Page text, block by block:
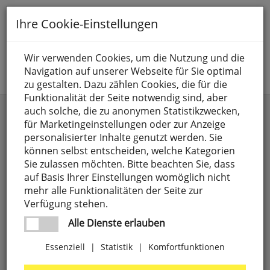
Toggle
Suche nach
Jetzt anmelden
Klimaneutraler Shop
Das besondere Gütesiegel für umweltbewusste
Versandhändler
Unser Shop ist ein Produkt der WEBSALE AG und
hat nun das anspruchsvolle Zertifikat für
besondere Umweltfreundlichkeit. Die Shoplösung
wird, begonnen bei der Softwareentwicklung, über
den Support bis hin zum Vertrieb, selbst unter
Berücksichtigung der Anfahrtswege der
Ihre Cookie-Einstellungen
Wir verwenden Cookies, um die Nutzung und die
Navigation auf unserer Webseite für Sie optimal
zu gestalten. Dazu zählen Cookies, die für die
Funktionalität der Seite notwendig sind, aber
auch solche, die zu anonymen Statistikzwecken,
für Marketingeinstellungen oder zur Anzeige
personalisierter Inhalte genutzt werden. Sie
können selbst entscheiden, welche Kategorien
Sie zulassen möchten. Bitte beachten Sie, dass
auf Basis Ihrer Einstellungen womöglich nicht
mehr alle Funktionalitäten der Seite zur
Verfügung stehen.
Alle Dienste erlauben
Essenziell | Statistik | Komfortfunktionen